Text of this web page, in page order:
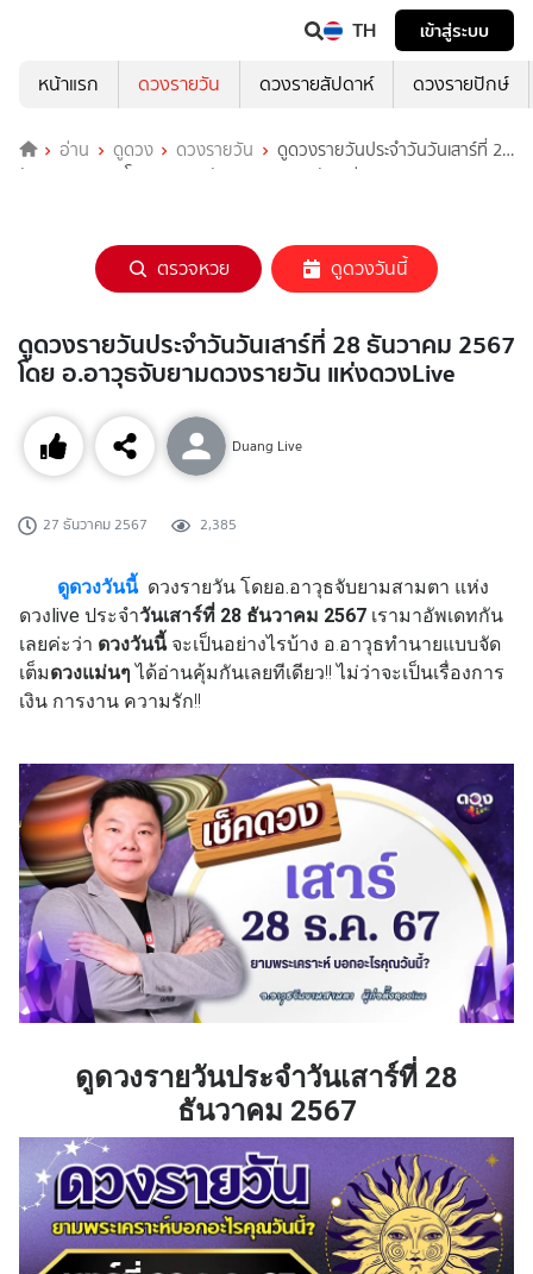
TH
เข้าสู่ระบบ
หน้าแรก
ดวงรายวัน ดวงรายสัปดาห์ ดวงรายปักษ์
อ่าน ดูดวง ดวงรายวัน
ดูดวงรายวันประจำวันวันเสาร์ที่ 28
ธันวาคม 2567 โดย อ.อาวุธจับยามดวงรายวัน แห่งดวงLive
ตรวจหวย ดูดวงวันนี้
ดูดวงรายวันประจำวันวันเสาร์ที่ 28 ธันวาคม 2567
โดย อ.อาวุธจับยามดวงรายวัน แห่งดวงLive
Duang Live
27 ธันวาคม 2567 2,385
ดูดวงวันนี้ ดวงรายวัน โดยอ.อาวุธจับยามสามตา แห่ง
ดวงlive ประจำวันเสาร์ที่ 28 ธันวาคม 2567 เรามาอัพเดทกัน
เลยค่ะว่า ดวงวันนี้จะเป็นอย่างไรบ้าง อ.อาวุธทำนายแบบจัด
เต็มดวงแม่นๆ ได้อ่านคุ้มกันเลยทีเดียว!! ไม่ว่าจะเป็นเรื่องการ
เงิน การงาน ความรัก!!
ดูดวงรายวันประจำวันเสาร์ที่ 28
ธันวาคม 2567